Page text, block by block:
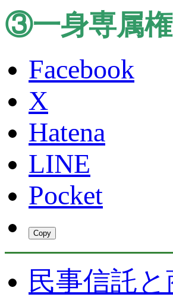
③一身専属
Facebook
X
Hatena
LINE
Pocket
Copy
民事信託